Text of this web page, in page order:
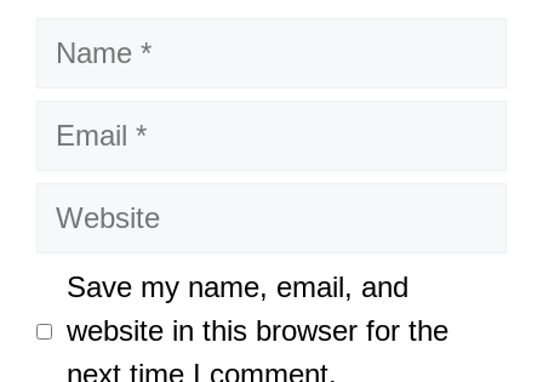
Name
Email
Website
Save my name, email, and
website in this browser for the
next time I comment.